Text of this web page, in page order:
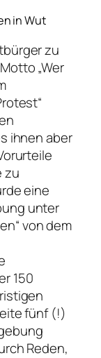
in Wut
zu
„Wer
ihnen aber
zu
eine
unter
von dem
150
fünf (!)
Reden,